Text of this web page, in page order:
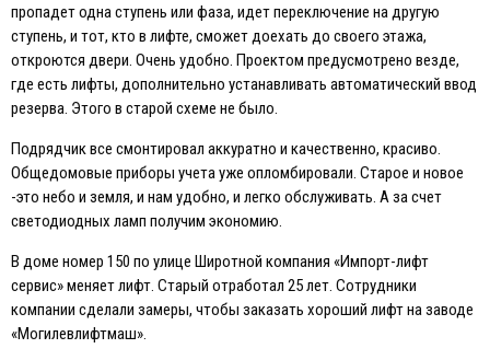
пропадет одна ступень или фаза, идет переключение на другую
ступень, и тот, кто в лифте, сможет доехать до своего этажа,
откроются двери. Очень удобно. Проектом предусмотрено везде,
где есть лифты, дополнительно устанавливать автоматический ввод
резерва. Этого в старой схеме не было.
Подрядчик все смонтировал аккуратно и качественно, красиво.
Общедомовые приборы учета уже опломбировали. Старое и новое
-это небо и земля, и нам удобно, и легко обслуживать. А за счет
светодиодных ламп получим экономию.
В доме номер 150 по улице Широтной компания «Импорт-лифт
сервис» меняет лифт. Старый отработал 25 лет. Сотрудники
компании сделали замеры, чтобы заказать хороший лифт на заводе
«Могилевлифтмаш».